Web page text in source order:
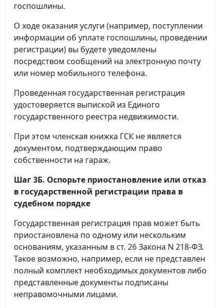
госпошлины.
О ходе оказания услуги (например, поступлении
информации об уплате госпошлины, проведении
регистрации) вы будете уведомлены
посредством сообщений на электронную почту
или номер мобильного телефона.
Проведенная государственная регистрация
удостоверяется выпиской из Единого
государственного реестра недвижимости.
При этом членская книжка ГСК не является
документом, подтверждающим право
собственности на гараж.
Шаг 3Б. Оспорьте приостановление или отказ
в государственной регистрации права в
судебном порядке
Государственная регистрация прав может быть
приостановлена по одному или нескольким
основаниям, указанным в ст. 26 Закона N 218-ФЗ.
Такое возможно, например, если не представлен
полный комплект необходимых документов либо
представленные документы подписаны
неправомочными лицами.